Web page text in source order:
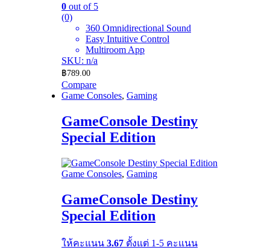
0 out of 5
(0)
360 Omnidirectional Sound
Easy Intuitive Control
Multiroom App
SKU: n/a
฿789.00
Compare
Game Consoles, Gaming
GameConsole Destiny
Special Edition
Game Consoles, Gaming
GameConsole Destiny
Special Edition
ให้คะแนน 3.67 ตั้งแต่ 1-5 คะแนน